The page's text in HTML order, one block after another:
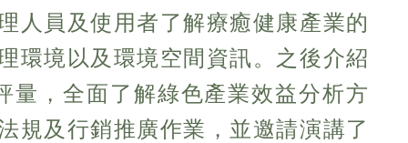
人員及使用者了解療癒健康產業的
環境以及環境空間資訊。之後介紹
量，全面了解綠色產業效益分析方
規及行銷推廣作業，並邀請演講了